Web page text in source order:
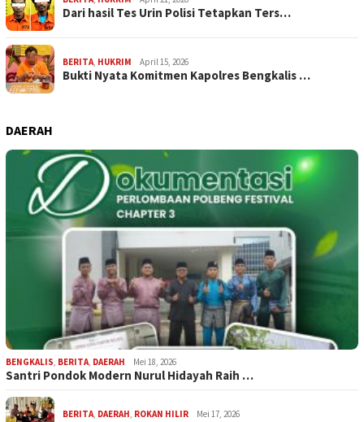
Dari hasil Tes Urin Polisi Tetapkan Ters…
BERITA HUKRIM April 15, 2026
Bukti Nyata Komitmen Kapolres Bengkalis …
DAERAH
BENGKALIS BERITA DAERAH Mei 18, 2026
Santri Pondok Modern Nurul Hidayah Raih …
BERITA DAERAH ROKAN HILIR Mei 17, 2026